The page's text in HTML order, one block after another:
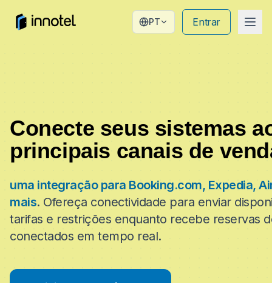
PT Entrar
Conecte seus sistemas
principais canais de
uma integração para Booking.com, Expedia,
mais. Ofereça conectividade para enviar
tarifas e restrições enquanto recebe reservas
conectados em tempo real.